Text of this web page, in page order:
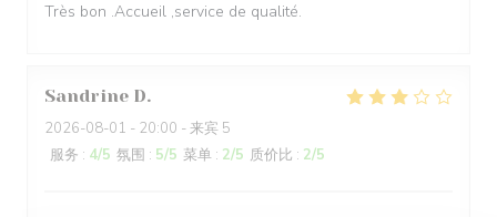
Très bon .Accueil ,service de qualité.
Sandrine D
2026-08-01 - 20:00 - 来宾 5
服务 : 4/5 氛围 : 5/5 菜单 : 2/5 质价比 : 2/5